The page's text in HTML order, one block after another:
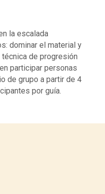
la escalada
dominar el material y
de progresión
participar personas
de grupo a partir de 4
por guía.